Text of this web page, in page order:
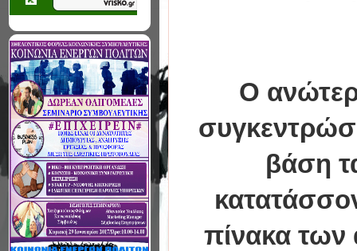
Ο
βάση
πίνακα των